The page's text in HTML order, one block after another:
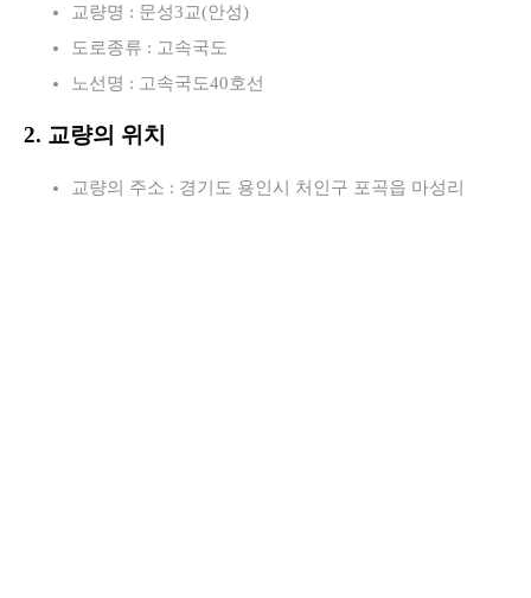
교량명 : 문성3교(안성)
도로종류 : 고속국도
노선명 : 고속국도40호선
2. 교량의 위치
교량의 주소 : 경기도 용인시 처인구 포곡읍 마성리